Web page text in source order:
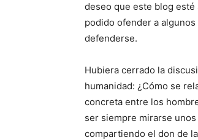
deseo que este blog
podido ofender a
defenderse.
Hubiera cerrado la
humanidad: ¿Cómo se
concreta entre los
ser siempre mirarse
compartiendo el don de